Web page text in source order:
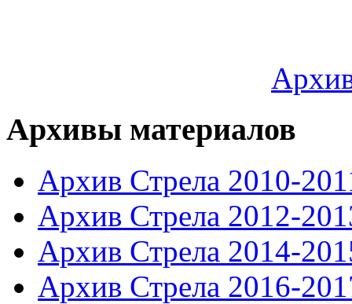
Архивы материалов
Архив Стрела 2010-
Архив Стрела 2012-
Архив Стрела 2014-
Архив Стрела 2016-